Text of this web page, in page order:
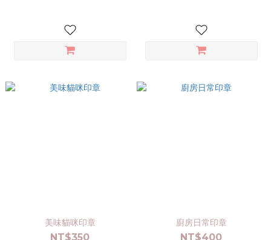
美味貓咪印章
NT$350
廚房日常印章
NT$400